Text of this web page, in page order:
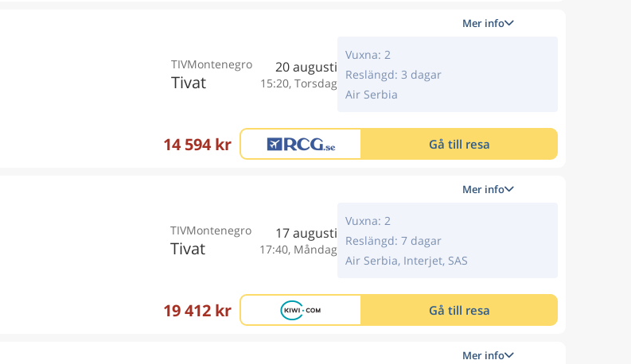
Mer info
TIVMontenegro
Tivat
20 augusti
15:20, Torsdag
Vuxna: 2
Reslängd: 3 dagar
Air Serbia
14 594 kr Gå till resa
Mer info
TIVMontenegro
Tivat
17 augusti
17:40, Måndag
Vuxna: 2
Reslängd: 7 dagar
Air Serbia, Interjet, SAS
19 412 kr Gå till resa
Mer info